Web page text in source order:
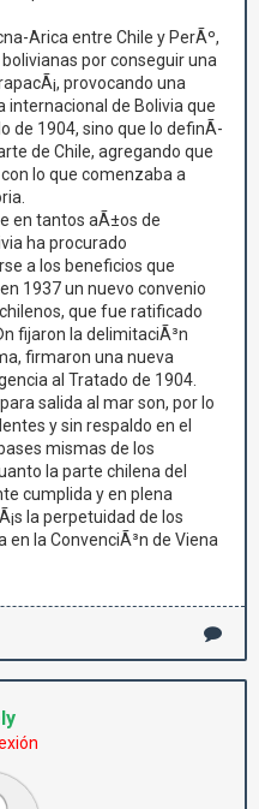
Arica entre Chile y PerÃº,
por conseguir una
provocando una
internacional de Bolivia que
de 1904, sino que lo definÃ­
de Chile, agregando que
lo que comenzaba a
en tantos aÃ±os de
ha procurado
a los beneficios que
1937 un nuevo convenio
que fue ratificado
fijaron la delimitaciÃ³n
firmaron una nueva
al Tratado de 1904.
salida al mar son, por lo
y sin respaldo en el
mismas de los
la parte chilena del
cumplida y en plena
la perpetuidad de los
la ConvenciÃ³n de Viena